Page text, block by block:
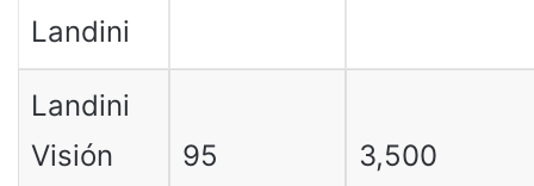
Landini
Landini
Visión
95 3,500